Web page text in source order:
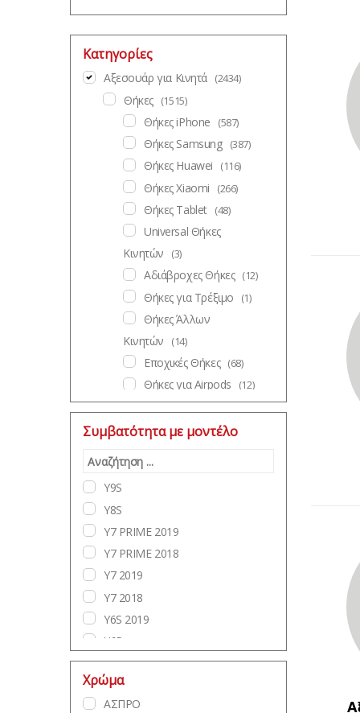
Κατηγορίες
Αξεσουάρ για Κινητά (2434)
Θήκες (1515)
Θήκες iPhone (587)
Θήκες Samsung (387)
Θήκες Ηuawei (116)
Θήκες Χiaomi (266)
Θήκες Tablet (48)
Universal Θήκες
Κινητών
(3)
Αδιάβροχες Θήκες (12)
Θήκες για Τρέξιμο (1)
Θήκες Άλλων
Κινητών
(14)
Εποχικές Θήκες (68)
Θήκες για Airpods (12)
Καλώδια Φόρτισης
Φορτιστές (82)
Gadgets
Μεμβράνες & Γυαλιά
Προστασίας (455)
Οθόνης
Γυαλιά Προστασίας
Καμερών (61)
Συμβατότητα με μοντέλο
Y9S
Y8S
Y7 PRIME 2019
Y7 PRIME 2018
Y7 2019
Y7 2018
Y6S 2019
Y6P
Y6 PRIME 2018
Y6 PRIME
Y6 2019
Χρώμα
ΑΣΠΡΟ